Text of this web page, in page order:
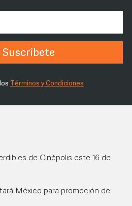
Suscríbete
Términos y Condiciones
de Cinépolis este 16 de
México para promoción de